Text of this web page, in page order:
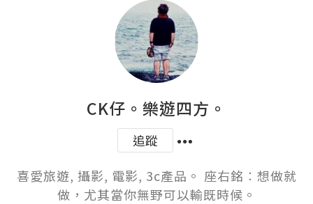
CK仔。樂遊四方。
追蹤
喜愛旅遊, 攝影, 電影, 3c產品。 座右銘︰想做就
做，尤其當你無野可以輸既時候。